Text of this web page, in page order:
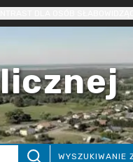
WYSZUKIWANIE